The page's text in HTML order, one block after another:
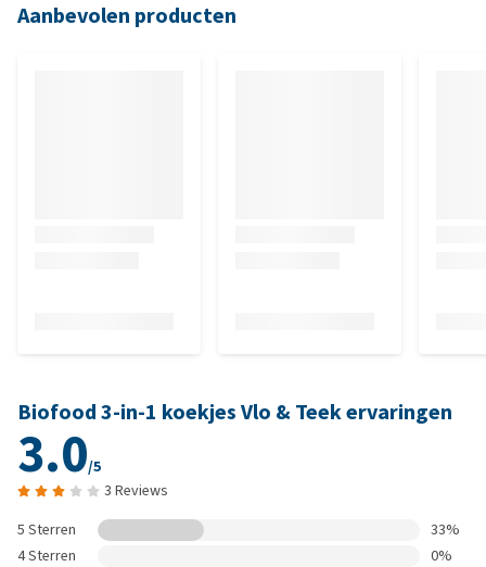
Aanbevolen producten
Biofood 3-in-1 koekjes Vlo & Teek ervaringen
3.0/5
3 Reviews
5 Sterren
33%
4 Sterren
0%